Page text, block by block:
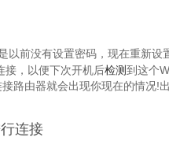
以前没有设置密码，现在重新设
接，以便下次开机后检测到这个
路由器就会出现你现在的情况!
连接